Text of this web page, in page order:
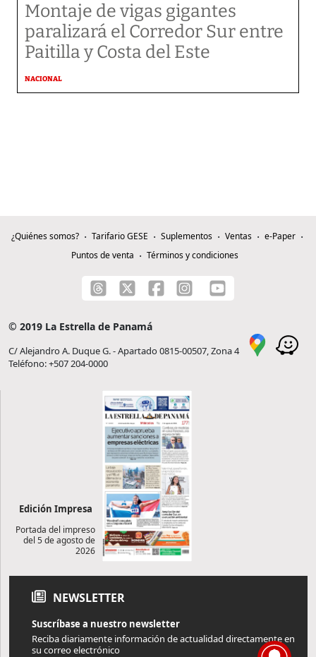
Montaje de vigas gigantes
paralizará el Corredor Sur entre
Paitilla y Costa del Este
NACIONAL
¿Quiénes somos? Tarifario GESE Suplementos Ventas
e-Paper
Puntos de venta
Términos y condiciones
© 2019 La Estrella de Panamá
C/ Alejandro A. Duque G. - Apartado 0815-00507, Zona 4
Teléfono: +507 204-0000
Edición Impresa
Portada del impreso
del 5 de agosto de
2026
NEWSLETTER
Suscríbase a nuestro newsletter
Reciba diariamente información de actualidad directamente en
su correo electrónico